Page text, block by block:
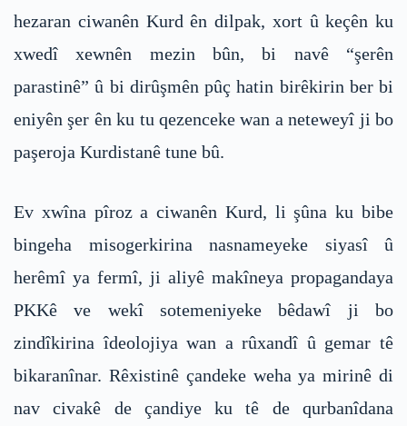
hezaran ciwanên Kurd ên dilpak, xort û keçên ku
xwedî xewnên mezin bûn, bi navê “şerên
parastinê” û bi dirûşmên pûç hatin birêkirin ber bi
eniyên şer ên ku tu qezenceke wan a neteweyî ji bo
paşeroja Kurdistanê tune bû.
Ev xwîna pîroz a ciwanên Kurd, li şûna ku bibe
bingeha misogerkirina nasnameyeke siyasî û
herêmî ya fermî, ji aliyê makîneya propagandaya
PKKê ve wekî sotemeniyeke bêdawî ji bo
zindîkirina îdeolojiya wan a rûxandî û gemar tê
bikaranînar. Rêxistinê çandeke weha ya mirinê di
nav civakê de çandiye ku tê de qurbanîdana